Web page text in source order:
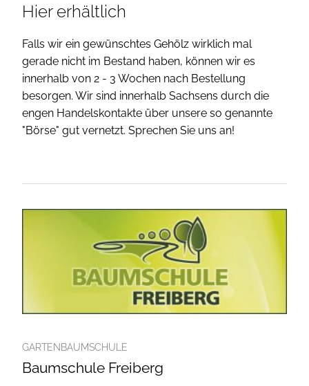
Hier erhältlich
Falls wir ein gewünschtes Gehölz wirklich mal
gerade nicht im Bestand haben, können wir es
innerhalb von 2 - 3 Wochen nach Bestellung
besorgen. Wir sind innerhalb Sachsens durch die
engen Handelskontakte über unsere so genannte
"Börse" gut vernetzt. Sprechen Sie uns an!
GARTENBAUMSCHULE
Baumschule Freiberg